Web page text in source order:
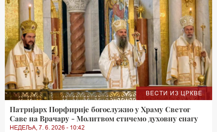
ВЕСТИ ИЗ ЦРКВЕ
Патријарх Порфирије богослужио у Храму Светог
Саве на Врачару - Молитвом стичемо духовну снагу
НЕДЕЉА, 7. 6. 2026 - 10:42